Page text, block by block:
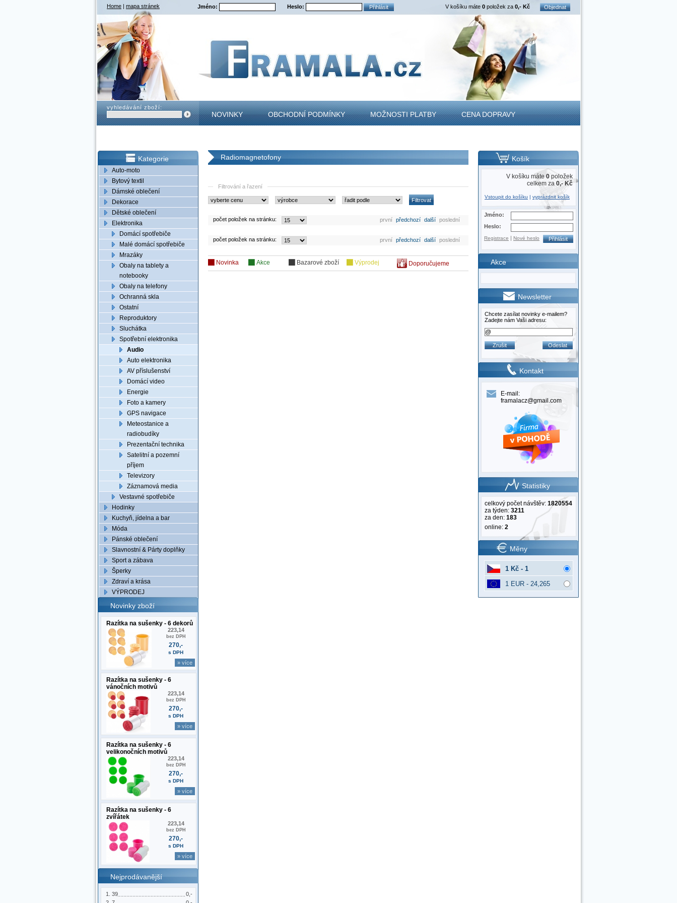
Home | mapa stránek Jméno: Heslo: V košíku máte 0 položek za 0,- Kč Objednat
vyhledávání zboží:
NOVINKY OBCHODNÍ PODMÍNKY MOŽNOSTI PLATBY CENA DOPRAVY
Kategorie
Auto-moto
Bytový textil
Dámské oblečení
Dekorace
Dětské oblečení
Elektronika
Domácí spotřebiče
Malé domácí spotřebiče
Mrazáky
Obaly na tablety a
notebooky
Obaly na telefony
Ochranná skla
Ostatní
Reproduktory
Sluchátka
Spotřební elektronika
Audio
Auto elektronika
AV příslušenství
Domácí video
Energie
Foto a kamery
GPS navigace
Meteostanice a
radiobudíky
Prezentační technika
Satelitní a pozemní
příjem
Televizory
Záznamová media
Vestavné spotřebiče
Hodinky
Kuchyň, jídelna a bar
Móda
Pánské oblečení
Slavnostní & Párty doplňky
Sport a zábava
Šperky
Zdraví a krása
VÝPRODEJ
Novinky zboží
Razítka na sušenky - 6 dekorů
223,14
bez DPH
270,-
s DPH
» více
Razítka na sušenky - 6
vánočních motivů
223,14
bez DPH
270,-
s DPH
» více
Razítka na sušenky - 6
velikonočních motivů
223,14
bez DPH
270,-
s DPH
» více
Razítka na sušenky - 6
zvířátek
223,14
bez DPH
270,-
s DPH
» více
Nejprodávanější
0,-
39
Radiomagnetofony
Filtrování a řazení
počet položek na stránku: první předchozí další poslední
počet položek na stránku: první předchozí další poslední
Novinka Akce Bazarové zboží Výprodej Doporučujeme
Košík
V košíku máte 0 položek
celkem za 0,- Kč
Vstoupit do košíku | vyprázdnit košík
Jméno:
Heslo:
Registrace | Nové heslo
Akce
Newsletter
Chcete zasílat novinky e-mailem?
Zadejte nám Vaši adresu:
Kontakt
E-mail:
framalacz@gmail.com
Statistiky
celkový počet návštěv: 1820554
za týden: 3211
za den: 183
online: 2
Měny
1 Kč - 1
1 EUR - 24,265